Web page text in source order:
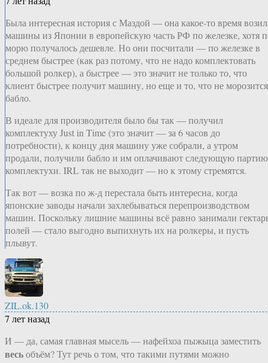
Была интересная история с Маздой — она какое-то время
машины из Японии в европейскую часть РФ по железке, хотя
морю получалось дешевле. Но они посчитали — по железке в
среднем быстрее (как раз потому, что не надо комплектовать
большой ролкер), а быстрее — это значит не только то, что
клиент быстрее получит машину, но еще и то, что не морозится
бабло.
В идеале для производителя было бы так — получил
комплектуху Just in Time (это значит — за 6 часов до
потребности), к концу дня машину уже собрали, а утром
продали, получили бабло и им оплачивают следующую партию
комплектухи. IRL так не выходит — но к этому стремятся.
Так вот — возка по ж-д перестала быть интересна, когда
японские заводы начали захлебываться перепроизводством
машин. Поскольку лишние машины всё равно занимали
полей — стало выгодно выпихнуть их на ролкеры, и пусть
плывут.
ZIL.ok.130
7 лет назад
И — да, самая главная мысель — нафейхоа пыжыца заместить
весьобъём? Тут речь о том, что такими путями можно